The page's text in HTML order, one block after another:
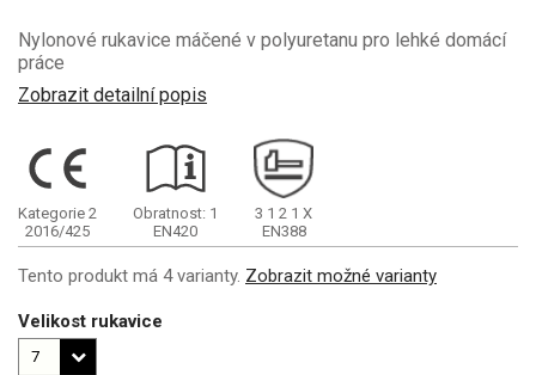
Nylonové rukavice máčené v polyuretanu pro lehké domácí
práce
Zobrazit detailní popis
Kategorie 2
2016/425
Obratnost: 1
EN420
3 1 2 1 X
EN388
Tento produkt má 4 varianty. Zobrazit možné varianty
Velikost rukavice